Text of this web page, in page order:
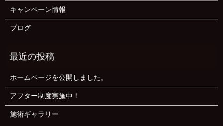
キャンペーン情報
ブログ
ホームページを公開しました。
アフター制度実施中！
施術ギャラリー